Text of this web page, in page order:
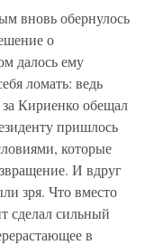
вновь обернулось
о
далось ему
ломать: ведь
Кириенко обещал
пришлось
которые
И вдруг
зря. Что вместо
сделал сильный
в